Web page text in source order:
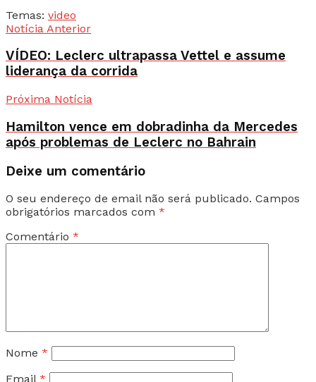
Temas: video
Notícia Anterior
VÍDEO: Leclerc ultrapassa Vettel e assume
liderança da corrida
Próxima Notícia
Hamilton vence em dobradinha da Mercedes
após problemas de Leclerc no Bahrain
Deixe um comentário
O seu endereço de email não será publicado. Campos
obrigatórios marcados com *
Comentário *
Nome *
Email *